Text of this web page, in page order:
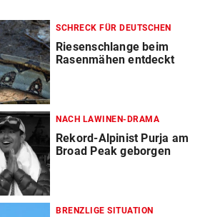
SCHRECK FÜR DEUTSCHEN
Riesenschlange beim
Rasenmähen entdeckt
NACH LAWINEN-DRAMA
Rekord-Alpinist Purja am
Broad Peak geborgen
BRENZLIGE SITUATION